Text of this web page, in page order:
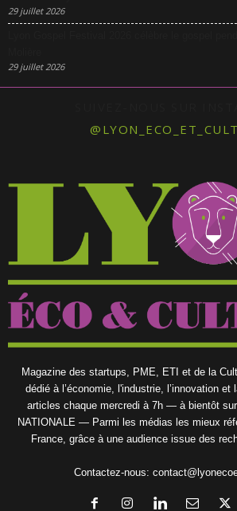
29 juillet 2026
29 juillet 2026
Magazine des startups, PME, ETI et de la
dédié à l’économie, l'industrie, l’innovation et
articles chaque mercredi à 7h — à bientôt
NATIONALE — Parmi les médias les mieux
France, grâce à une audience issue des
Contactez-nous: